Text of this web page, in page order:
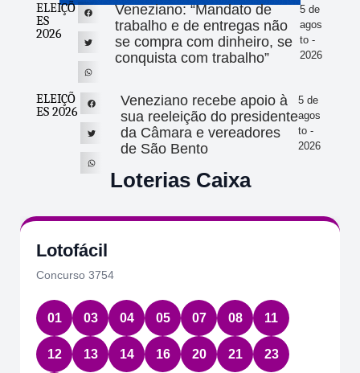
ELEIÇÕ
ES
2026
Veneziano: “Mandato de
trabalho e de entregas não
se compra com dinheiro, se
conquista com trabalho”
5 de
agos
to -
2026
ELEIÇÕ
ES 2026
Veneziano recebe apoio à
sua reeleição do presidente
da Câmara e vereadores
de São Bento
5 de
agos
to -
2026
Loterias Caixa
Lotofácil
Concurso 3754
01 03 04 05 07 08 11
12 13 14 16 20 21 23